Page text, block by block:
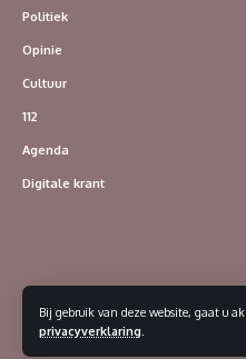
Bij gebruik van deze website, gaat u
privacyverklaring
Politiek
Opinie
Cultuur
112
Agenda
Digitale krant
© 2023 Dorpsklanken |